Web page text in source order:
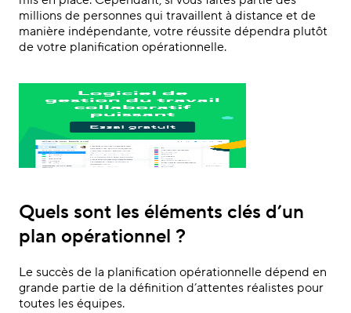
millions de personnes qui travaillent à distance et de
manière indépendante, votre réussite dépendra plutôt
de votre planification opérationnelle.
Quels sont les éléments clés d’un
plan opérationnel ?
Le succès de la planification opérationnelle dépend en
grande partie de la définition d’attentes réalistes pour
toutes les équipes.